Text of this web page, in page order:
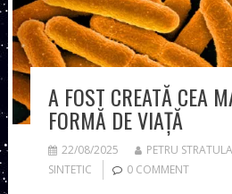
A FOST CREATĂ CEA
FORMĂ DE VIAȚĂ
22/08/2025 PETRU
SINTETIC
0 COMMENT